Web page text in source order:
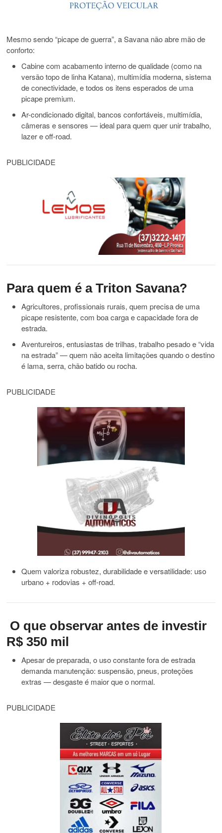
Mesmo sendo “picape de guerra”, a Savana não abre mão de
conforto:
Cabine com acabamento interno de qualidade (como na
versão topo de linha Katana), multimídia moderna, sistema
de conectividade, e todos os itens esperados de uma
picape premium.
Ar-condicionado digital, bancos confortáveis, multimídia,
câmeras e sensores — ideal para quem quer unir trabalho,
lazer e off-road.
PUBLICIDADE
Para quem é a Triton Savana?
Agricultores, profissionais rurais, quem precisa de uma
picape resistente, com boa carga e capacidade fora de
estrada.
Aventureiros, entusiastas de trilhas, trabalho pesado e “vida
na estrada” — quem não aceita limitações quando o destino
é lama, serra, chão batido ou rocha.
PUBLICIDADE
Quem valoriza robustez, durabilidade e versatilidade: uso
urbano + rodovias + off-road.
O que observar antes de investir
R$ 350 mil
Apesar de preparada, o uso constante fora de estrada
demanda manutenção: suspensão, pneus, proteções
extras — desgaste é maior que o normal.
PUBLICIDADE